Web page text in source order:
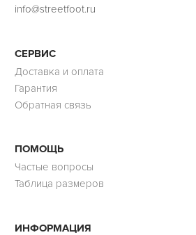
info@streetfoot.ru
СЕРВИС
Доставка и оплата
Гарантия
Обратная связь
ПОМОЩЬ
Частые вопросы
Таблица размеров
ИНФОРМАЦИЯ